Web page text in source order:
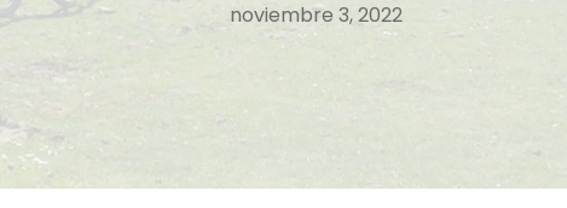
noviembre 3, 2022